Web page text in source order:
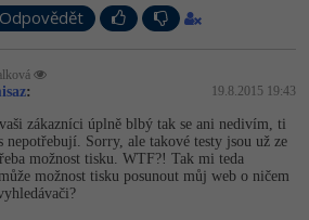
Odpovědět
: 19.8.2015 19:43
zákazníci úplně blbý tak se ani nedivím, ti
Sorry, ale takové testy jsou už ze
možnost tisku. WTF?! Tak mi teda
možnost tisku posunout můj web o ničem